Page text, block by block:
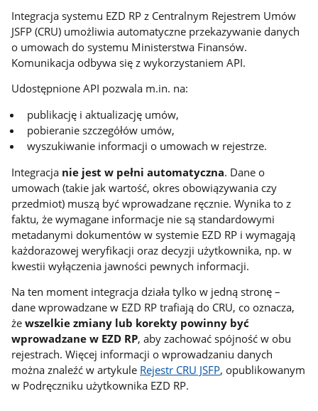
Integracja systemu EZD RP z Centralnym Rejestrem Umów
JSFP (CRU) umożliwia automatyczne przekazywanie danych
o umowach do systemu Ministerstwa Finansów.
Komunikacja odbywa się z wykorzystaniem API.
Udostępnione API pozwala m.in. na:
publikację i aktualizację umów,
pobieranie szczegółów umów,
wyszukiwanie informacji o umowach w rejestrze.
Integracja nie jest w pełni automatyczna. Dane o
umowach (takie jak wartość, okres obowiązywania czy
przedmiot) muszą być wprowadzane ręcznie. Wynika to z
faktu, że wymagane informacje nie są standardowymi
metadanymi dokumentów w systemie EZD RP i wymagają
każdorazowej weryfikacji oraz decyzji użytkownika, np. w
kwestii wyłączenia jawności pewnych informacji.
Na ten moment integracja działa tylko w jedną stronę –
dane wprowadzane w EZD RP trafiają do CRU, co oznacza,
żewszelkie zmiany lub korekty powinny być
wprowadzane w EZD RP, aby zachować spójność w obu
rejestrach. Więcej informacji o wprowadzaniu danych
można znaleźć w artykule Rejestr CRU JSFP, opublikowanym
w Podręczniku użytkownika EZD RP.